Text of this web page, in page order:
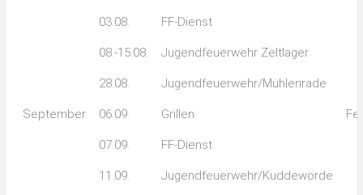
03.08. FF-Dienst
08.-15.08. Jugendfeuerwehr Zeltlager
28.08. Jugendfeuerwehr/Mühlenrade
September 06.09. Grillen
07.09. FF-Dienst
11.09. Jugendfeuerwehr/Kuddewörde